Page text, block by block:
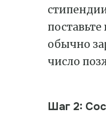
обычно
число
Шаг 2: